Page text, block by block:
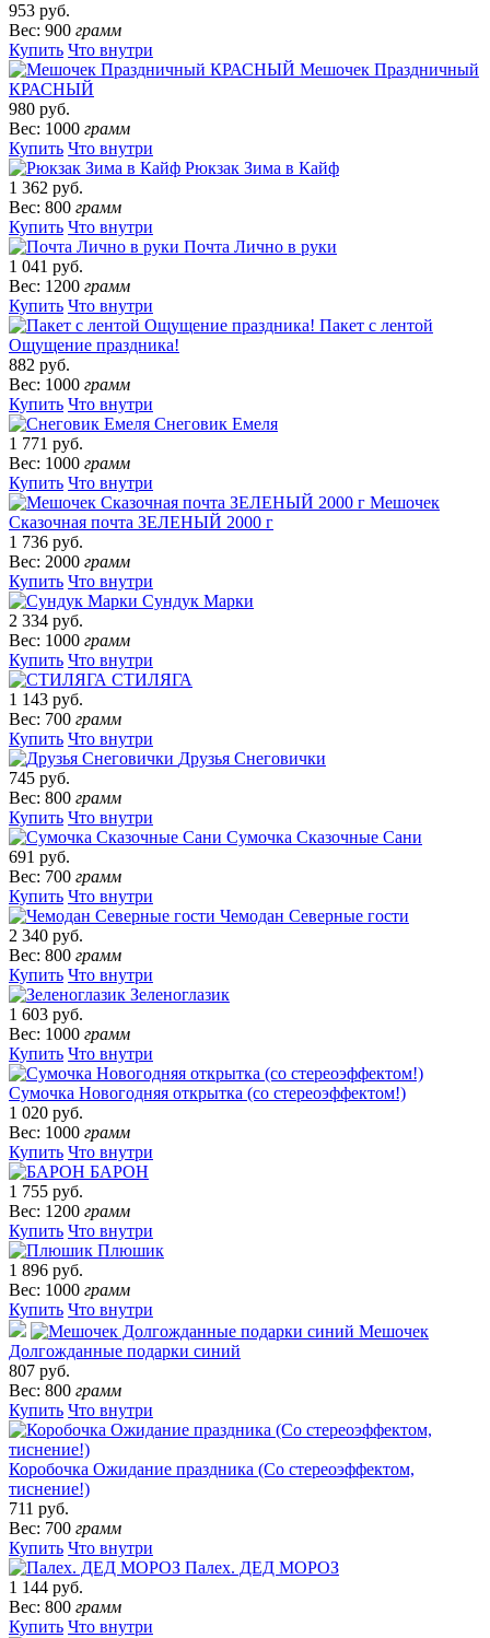
953 руб.
Вес: 900 грамм
Купить Что внутри
Мешочек Праздничный
КРАСНЫЙ
980 руб.
Вес: 1000 грамм
Купить Что внутри
Рюкзак Зима в Кайф
1 362 руб.
Вес: 800 грамм
Купить Что внутри
Почта Лично в руки
1 041 руб.
Вес: 1200 грамм
Купить Что внутри
Пакет с лентой
Ощущение праздника!
882 руб.
Вес: 1000 грамм
Купить Что внутри
Снеговик Емеля
1 771 руб.
Вес: 1000 грамм
Купить Что внутри
Мешочек
Сказочная почта ЗЕЛЕНЫЙ 2000 г
1 736 руб.
Вес: 2000 грамм
Купить Что внутри
Сундук Марки
2 334 руб.
Вес: 1000 грамм
Купить Что внутри
СТИЛЯГА
1 143 руб.
Вес: 700 грамм
Купить Что внутри
Друзья Снеговички
745 руб.
Вес: 800 грамм
Купить Что внутри
Сумочка Сказочные Сани
691 руб.
Вес: 700 грамм
Купить Что внутри
Чемодан Северные гости
2 340 руб.
Вес: 800 грамм
Купить Что внутри
Зеленоглазик
1 603 руб.
Вес: 1000 грамм
Купить Что внутри
Сумочка Новогодняя открытка (со стереоэффектом!)
1 020 руб.
Вес: 1000 грамм
Купить Что внутри
БАРОН
1 755 руб.
Вес: 1200 грамм
Купить Что внутри
Плюшик
1 896 руб.
Вес: 1000 грамм
Купить Что внутри
Мешочек
Долгожданные подарки синий
807 руб.
Вес: 800 грамм
Купить Что внутри
Коробочка Ожидание праздника (Со стереоэффектом,
тиснение!)
711 руб.
Вес: 700 грамм
Купить Что внутри
Палех. ДЕД МОРОЗ
1 144 руб.
Вес: 800 грамм
Купить Что внутри